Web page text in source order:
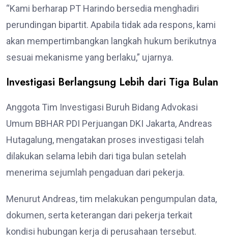
“Kami berharap PT Harindo bersedia menghadiri
perundingan bipartit. Apabila tidak ada respons, kami
akan mempertimbangkan langkah hukum berikutnya
sesuai mekanisme yang berlaku,” ujarnya.
Investigasi Berlangsung Lebih dari Tiga Bulan
Anggota Tim Investigasi Buruh Bidang Advokasi
Umum BBHAR PDI Perjuangan DKI Jakarta, Andreas
Hutagalung, mengatakan proses investigasi telah
dilakukan selama lebih dari tiga bulan setelah
menerima sejumlah pengaduan dari pekerja.
Menurut Andreas, tim melakukan pengumpulan data,
dokumen, serta keterangan dari pekerja terkait
kondisi hubungan kerja di perusahaan tersebut.